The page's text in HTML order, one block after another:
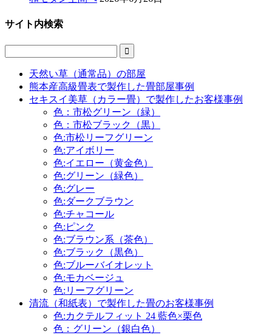
サイト内検索

天然い草（通常品）の部屋
熊本産高級畳表で製作した畳部屋事例
セキスイ美草（カラー畳）で製作したお客様事例
色：市松グリーン（緑）
色：市松ブラック（黒）
色:市松リーフグリーン
色:アイボリー
色:イエロー（黄金色）
色:グリーン（緑色）
色:グレー
色:ダークブラウン
色:チャコール
色:ピンク
色:ブラウン系（茶色）
色:ブラック（黒色）
色:ブルーバイオレット
色:モカベージュ
色:リーフグリーン
清流（和紙表）で製作した畳のお客様事例
色:カクテルフィット 24 藍色×栗色
色：グリーン（銀白色）